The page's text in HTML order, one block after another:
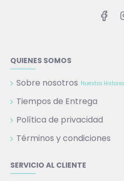
QUIENES SOMOS
Sobre nosotros Nuestra Historia
Tiempos de Entrega
Política de privacidad
Términos y condiciones
SERVICIO AL CLIENTE